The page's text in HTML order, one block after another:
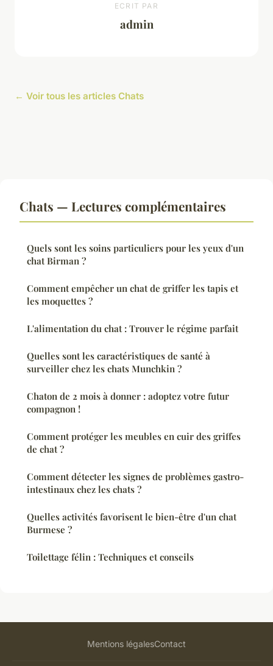
ECRIT PAR
admin
← Voir tous les articles Chats
Chats — Lectures complémentaires
Quels sont les soins particuliers pour les yeux d'un
chat Birman ?
Comment empêcher un chat de griffer les tapis et
les moquettes ?
L'alimentation du chat : Trouver le régime parfait
Quelles sont les caractéristiques de santé à
surveiller chez les chats Munchkin ?
Chaton de 2 mois à donner : adoptez votre futur
compagnon !
Comment protéger les meubles en cuir des griffes
de chat ?
Comment détecter les signes de problèmes gastro-
intestinaux chez les chats ?
Quelles activités favorisent le bien-être d'un chat
Burmese ?
Toilettage félin : Techniques et conseils
Mentions légalesContact